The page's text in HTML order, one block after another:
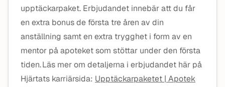
upptäckarpaket. Erbjudandet innebär att du får
en extra bonus de första tre åren av din
anställning samt en extra trygghet i form av en
mentor på apoteket som stöttar under den första
tiden. Läs mer om detaljerna i erbjudandet här på
Hjärtats karriärsida: Upptäckarpaketet | Apotek